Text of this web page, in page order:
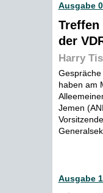
Ausgabe
Treffen
der
Harry
haben am
Jemen
Ausgabe